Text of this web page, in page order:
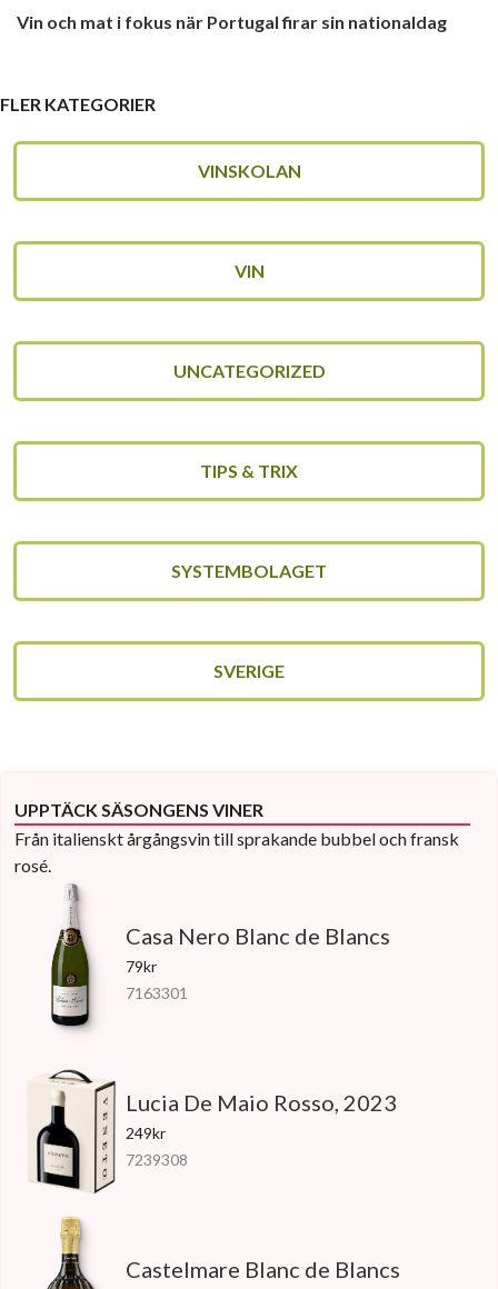
Vin och mat i fokus när Portugal firar sin nationaldag
FLER KATEGORIER
VINSKOLAN
VIN
UNCATEGORIZED
TIPS & TRIX
SYSTEMBOLAGET
SVERIGE
UPPTÄCK SÄSONGENS VINER
Från italienskt årgångsvin till sprakande bubbel och fransk
rosé.
Casa Nero Blanc de Blancs
79kr
7163301
Lucia De Maio Rosso, 2023
249kr
7239308
Castelmare Blanc de Blancs